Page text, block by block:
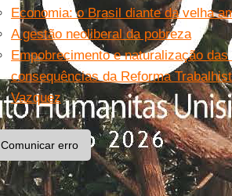
Economia: o Brasil diante da velha
A gestão neoliberal da pobreza
Empobrecimento e naturalização
consequências da Reforma
Vazquez
Comunicar erro